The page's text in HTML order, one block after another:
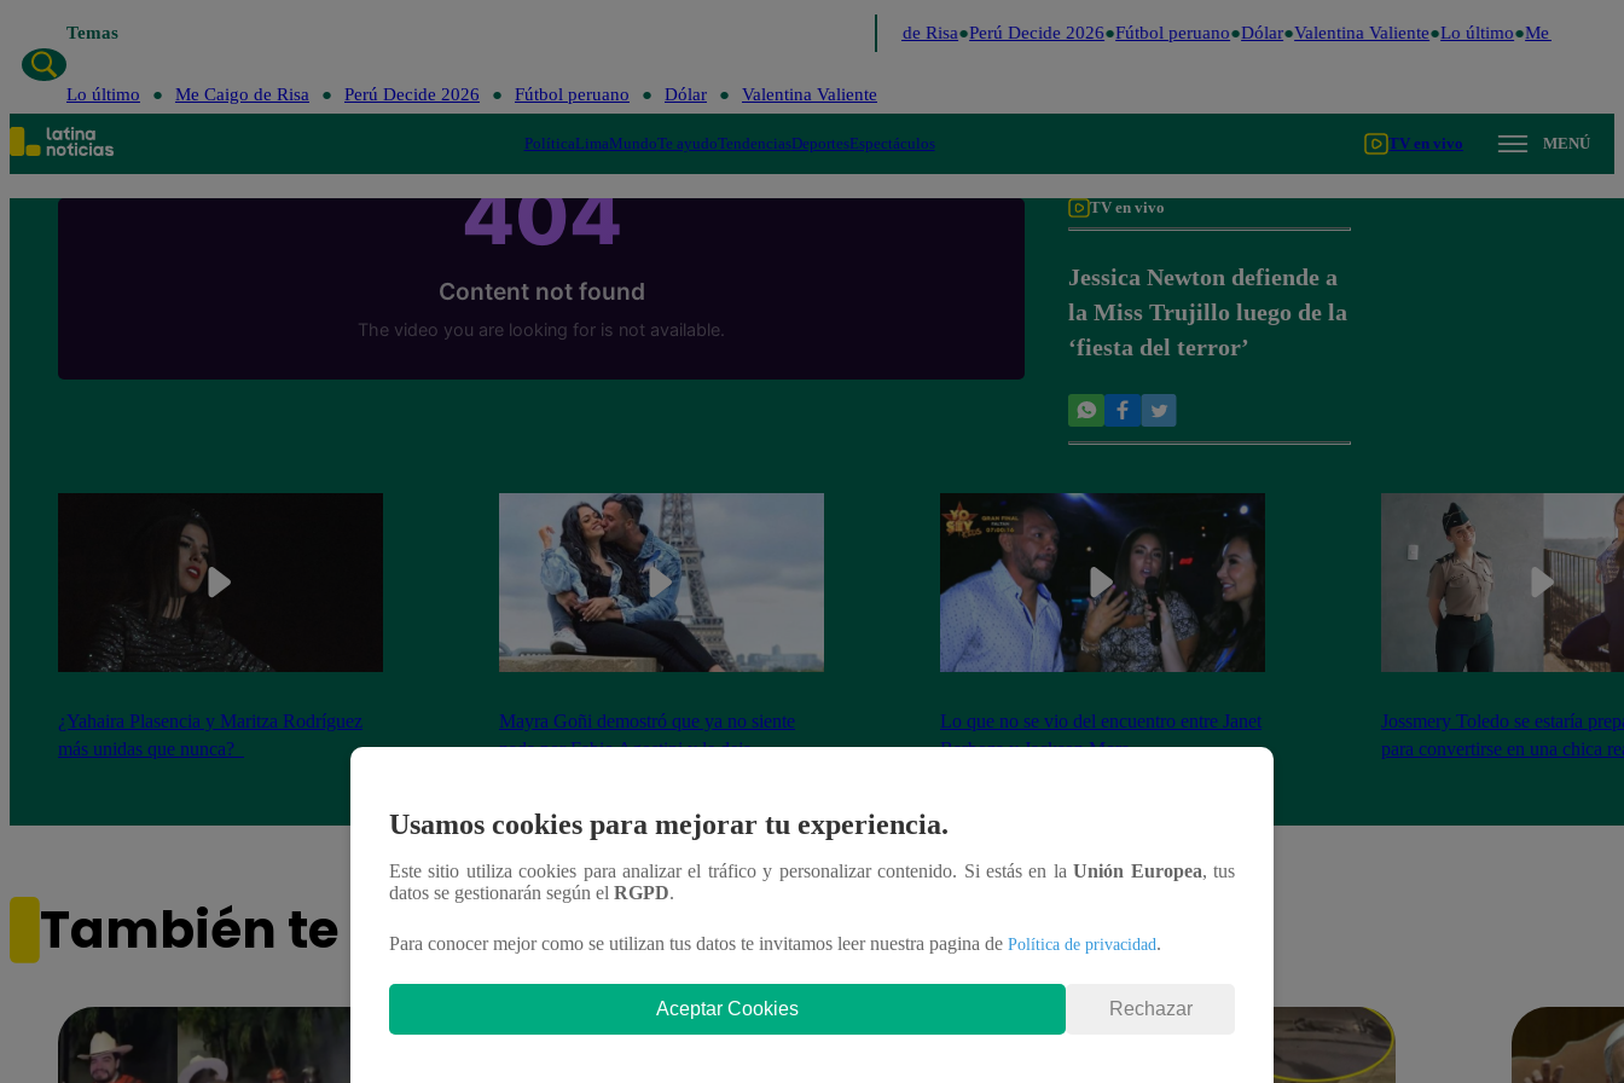
Temas Me Caigo de Risa Perú Decide 2026 Fútbol peruano Dólar Valentina Valiente Lo último Me Caigo de
Lo último Me Caigo de Risa Perú Decide 2026 Fútbol peruano Dólar Valentina Valiente
PolíticaLimaMundoTe ayudoTendenciasDeportesEspectáculos TV en vivo MENÚ
TV en vivo
Jessica Newton defiende a
la Miss Trujillo luego de la
‘fiesta del terror’
¿Yahaira Plasencia y Maritza Rodríguez
más unidas que nunca?
Mayra Goñi demostró que ya no siente
nada por Fabio Agostini y le deja
Lo que no se vio del encuentro entre Janet
Barboza y Jackson Mora
Jossmery Toledo se estaría
para convertirse en una chica
También te puede interesar
Usamos cookies para mejorar tu experiencia.
Este sitio utiliza cookies para analizar el tráfico y personalizar contenido. Si estás en laUnión Europea, tus
datos se gestionarán según el RGPD.
Para conocer mejor como se utilizan tus datos te invitamos leer nuestra pagina de Política de privacidad.
Aceptar Cookies Rechazar